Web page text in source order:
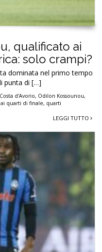
qualificato ai
solo crampi?
dominata nel primo tempo
punta di […]
Costa d'Avorio, Odilon Kossounou,
quarti di finale, quarti
LEGGI TUTTO